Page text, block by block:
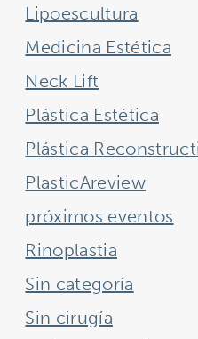
Lipoescultura
Medicina Estética
Neck Lift
Plástica Estética
Plástica
PlasticAreview
próximos eventos
Rinoplastia
Sin categoría
Sin cirugía